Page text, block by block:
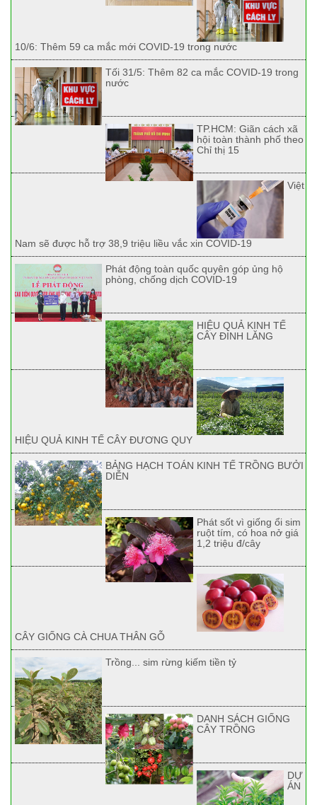
10/6: Thêm 59 ca mắc mới COVID-19 trong nước
Tối 31/5: Thêm 82 ca mắc COVID-19 trong
nước
TP.HCM: Giãn cách xã
hội toàn thành phố theo
Chỉ thị 15
Việt
Nam sẽ được hỗ trợ 38,9 triệu liều vắc xin COVID-19
Phát động toàn quốc quyên góp ủng hộ
phòng, chống dịch COVID-19
HIỆU QUẢ KINH TẾ
CÂY ĐINH LĂNG
HIỆU QUẢ KINH TẾ CÂY ĐƯƠNG QUY
BẢNG HẠCH TOÁN KINH TẾ TRỒNG BƯỞI
DIỄN
Phát sốt vì giống ổi sim
ruột tím, có hoa nở giá
1,2 triệu đ/cây
CÂY GIỐNG CÀ CHUA THÂN GỖ
Trồng... sim rừng kiếm tiền tỷ
DANH SÁCH GIỐNG
CÂY TRỒNG
DỰ
ÁN